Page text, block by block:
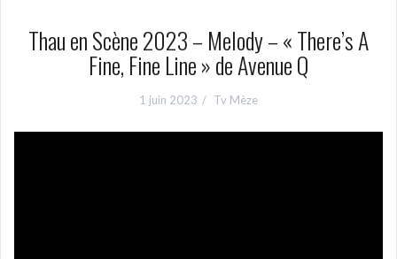
Thau en Scène 2023 – Melody – « There’s A
Fine, Fine Line » de Avenue Q
1 juin 2023 Tv Mèze